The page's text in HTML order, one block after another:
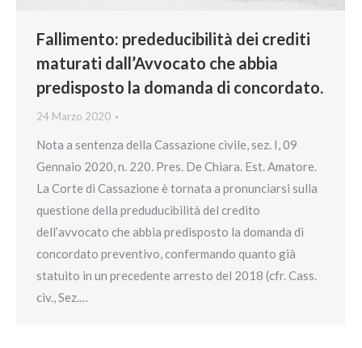
Fallimento: prededucibilità dei crediti
maturati dall’Avvocato che abbia
predisposto la domanda di concordato.
24 Marzo 2020
Nota a sentenza della Cassazione civile, sez. I, 09
Gennaio 2020, n. 220. Pres. De Chiara. Est. Amatore.
La Corte di Cassazione è tornata a pronunciarsi sulla
questione della preduducibilità del credito
dell’avvocato che abbia predisposto la domanda di
concordato preventivo, confermando quanto già
statuito in un precedente arresto del 2018 (cfr. Cass.
civ., Sez.…